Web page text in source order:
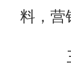
料，营
三